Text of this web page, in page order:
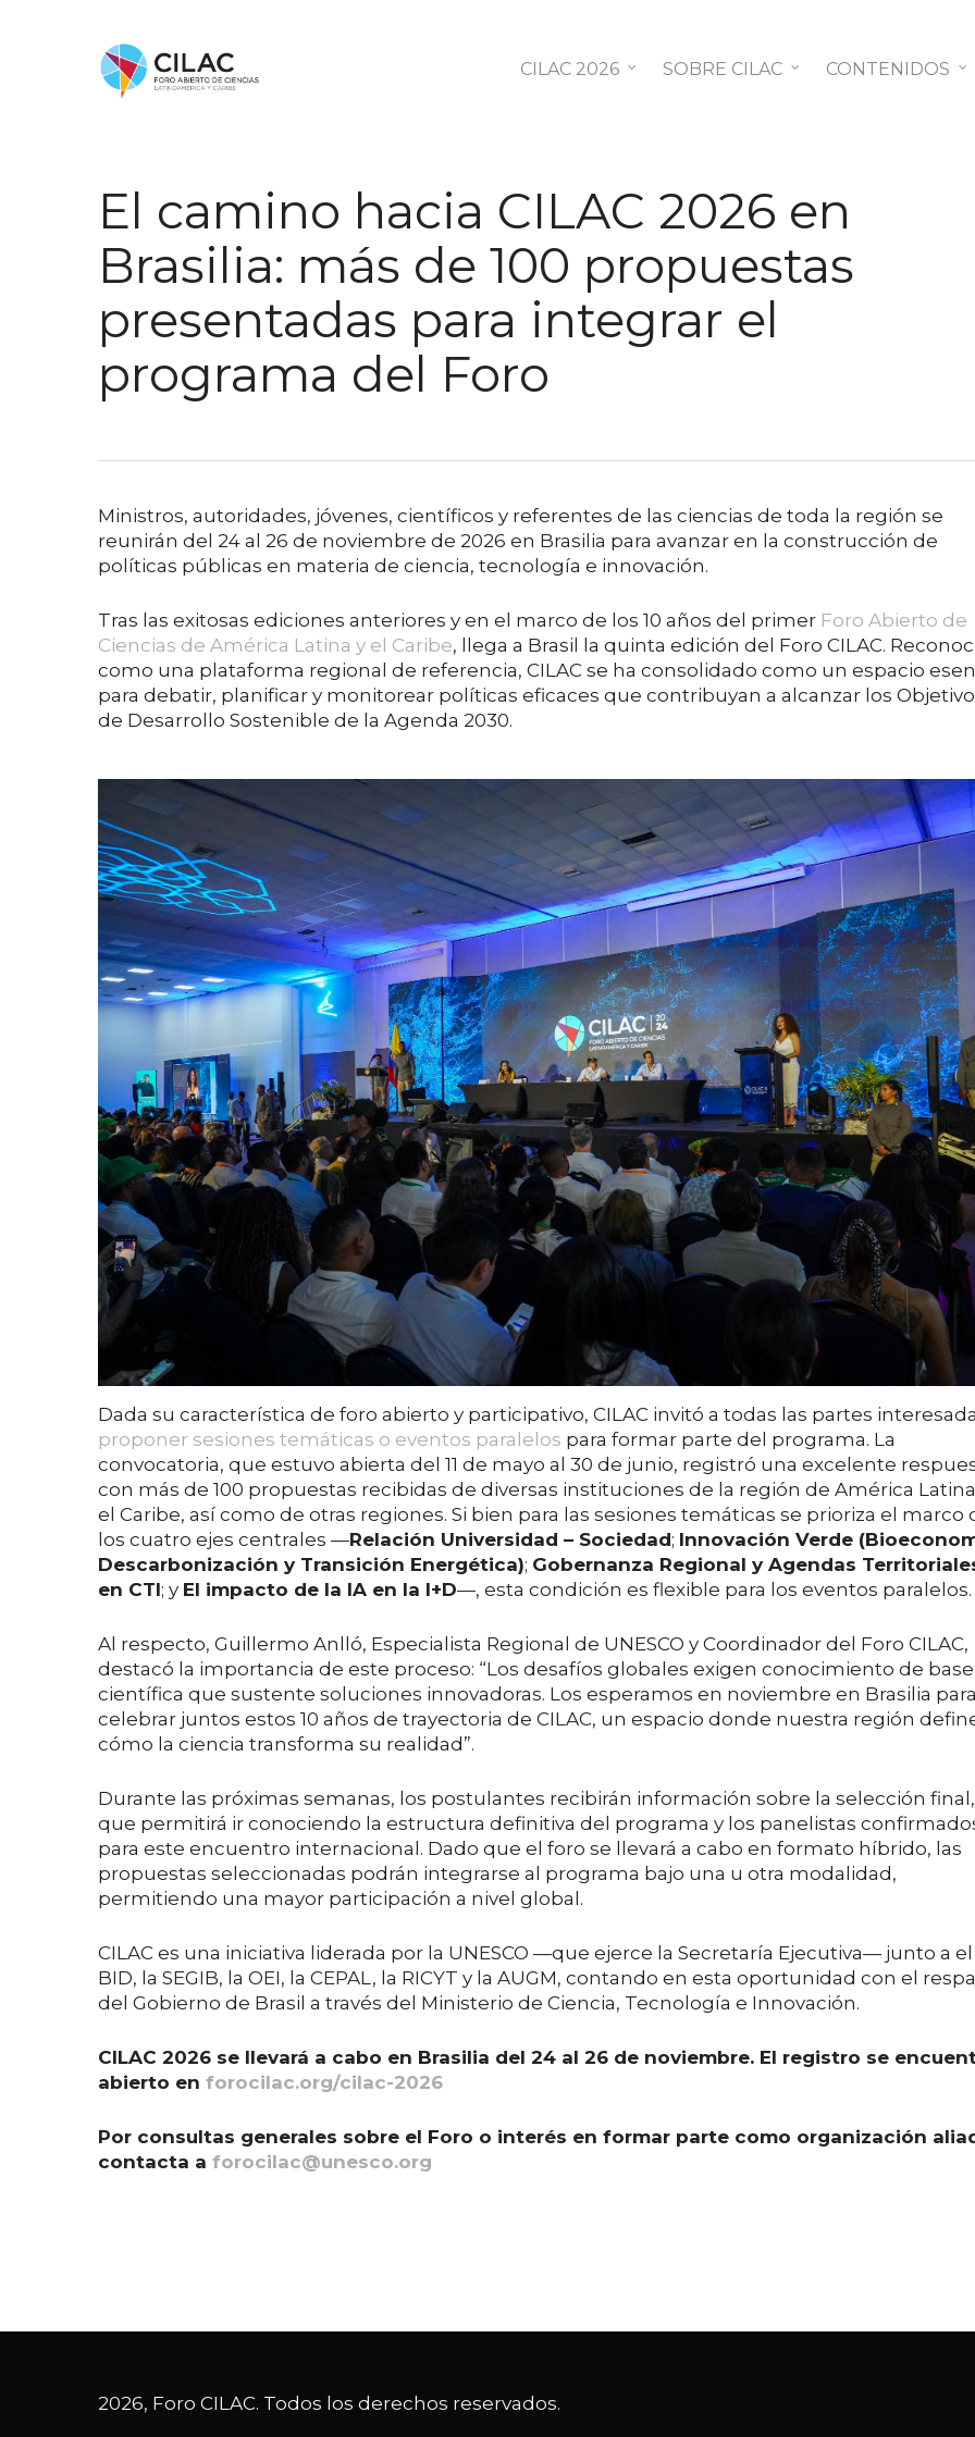
CILAC 2026 SOBRE CILAC CONTENIDOS
El camino hacia CILAC 2026 en
Brasilia: más de 100 propuestas
presentadas para integrar el
programa del Foro
Ministros, autoridades, jóvenes, científicos y referentes de las ciencias de toda la región se
reunirán del 24 al 26 de noviembre de 2026 en Brasilia para avanzar en la construcción de
políticas públicas en materia de ciencia, tecnología e innovación.
Tras las exitosas ediciones anteriores y en el marco de los 10 años del primer Foro Abierto de
Ciencias de América Latina y el Caribe, llega a Brasil la quinta edición del Foro CILAC.
como una plataforma regional de referencia, CILAC se ha consolidado como un espacio
para debatir, planificar y monitorear políticas eficaces que contribuyan a alcanzar los
de Desarrollo Sostenible de la Agenda 2030.
Dada su característica de foro abierto y participativo, CILAC invitó a todas las partes
proponer sesiones temáticas o eventos paralelos para formar parte del programa. La
convocatoria, que estuvo abierta del 11 de mayo al 30 de junio, registró una excelente
con más de 100 propuestas recibidas de diversas instituciones de la región de América
el Caribe, así como de otras regiones. Si bien para las sesiones temáticas se prioriza el marco
los cuatro ejes centrales —Relación Universidad – Sociedad; Innovación Verde
Descarbonización y Transición Energética); Gobernanza Regional y Agendas
en CTI; y El impacto de la IA en la I+D—, esta condición es flexible para los eventos paralelos.
Al respecto, Guillermo Anlló, Especialista Regional de UNESCO y Coordinador del Foro CILAC,
destacó la importancia de este proceso: “Los desafíos globales exigen conocimiento de base
científica que sustente soluciones innovadoras. Los esperamos en noviembre en Brasilia para
celebrar juntos estos 10 años de trayectoria de CILAC, un espacio donde nuestra región
cómo la ciencia transforma su realidad”.
Durante las próximas semanas, los postulantes recibirán información sobre la selección
que permitirá ir conociendo la estructura definitiva del programa y los panelistas
para este encuentro internacional. Dado que el foro se llevará a cabo en formato híbrido, las
propuestas seleccionadas podrán integrarse al programa bajo una u otra modalidad,
permitiendo una mayor participación a nivel global.
CILAC es una iniciativa liderada por la UNESCO —que ejerce la Secretaría Ejecutiva— junto a el
BID, la SEGIB, la OEI, la CEPAL, la RICYT y la AUGM, contando en esta oportunidad con el
del Gobierno de Brasil a través del Ministerio de Ciencia, Tecnología e Innovación.
CILAC 2026 se llevará a cabo en Brasilia del 24 al 26 de noviembre. El registro se
abierto en forocilac.org/cilac-2026
Por consultas generales sobre el Foro o interés en formar parte como organización
contacta a forocilac@unesco.org
2026, Foro CILAC. Todos los derechos reservados.